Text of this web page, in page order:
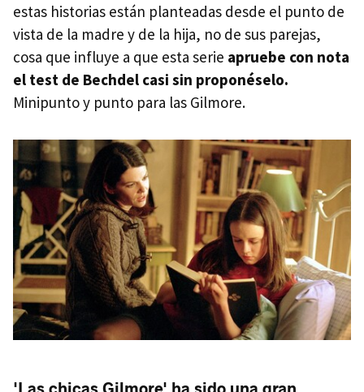
estas historias están planteadas desde el punto de
vista de la madre y de la hija, no de sus parejas,
cosa que influye a que esta serie apruebe con nota
el test de Bechdel casi sin proponéselo.
Minipunto y punto para las Gilmore.